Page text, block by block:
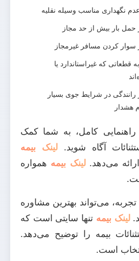
نگهداری مناسب وسیله نقلیه
بار بیش از حد مجاز
کردن مسافر غیرمجاز
که غیراستاندارد یا
در شرایط جوی بسیار
هشدار
راهنمایی کامل، به شما کمک
آگاه شوید.لینک بیمه
می‌دهد.لینک بیمه همواره
می‌تواند بهترین مشاوره
لینک بیمه تنها سایتی است که
بیمه را توضیح می‌دهد.
است.